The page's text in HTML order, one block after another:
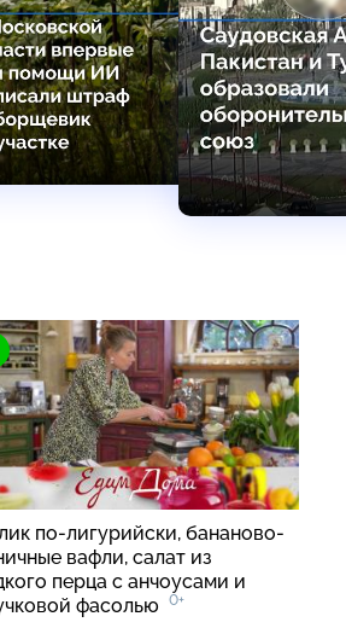
по-лигурийски, бананово-
вафли, салат из
перца с анчоусами и
фасолью
0+